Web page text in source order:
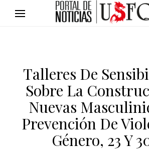
Talleres De
Sobre La
Nuevas
Prevención De
Género, 23 Y